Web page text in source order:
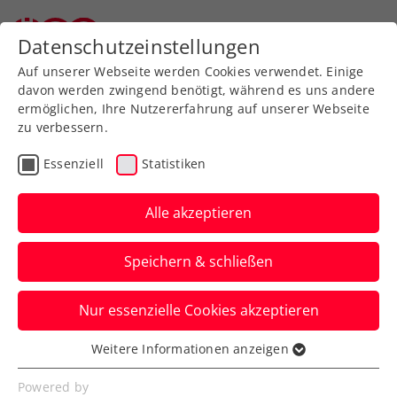
Aktuelle News
News filtern
Datenschutzeinstellungen
Auf unserer Webseite werden Cookies verwendet. Einige
davon werden zwingend benötigt, während es uns andere
ermöglichen, Ihre Nutzererfahrung auf unserer Webseite
zu verbessern.
Essenziell Statistiken
Alle akzeptieren
Speichern & schließen
Nur essenzielle Cookies akzeptieren
Essenziell
Essenzielle Cookies werden für grundlegende
Weitere Informationen anzeigen
Powered by